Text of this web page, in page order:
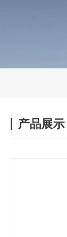
产品展示